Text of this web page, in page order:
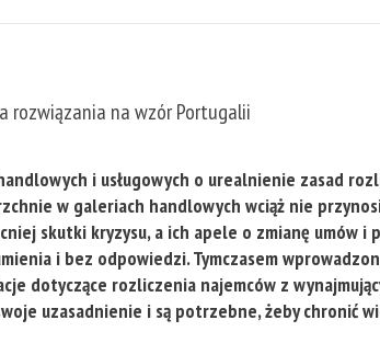
rozwiązania na wzór Portugalii
i usługowych o urealnienie zasad
w galeriach handlowych wciąż nie
skutki kryzysu, a ich apele o zmianę umów i
i bez odpowiedzi. Tymczasem
dotyczące rozliczenia najemców z
uzasadnienie i są potrzebne, żeby chronić